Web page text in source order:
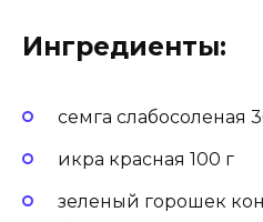
Ингредиенты:
семга слабосоленая
икра красная 100 г
зеленый горошек